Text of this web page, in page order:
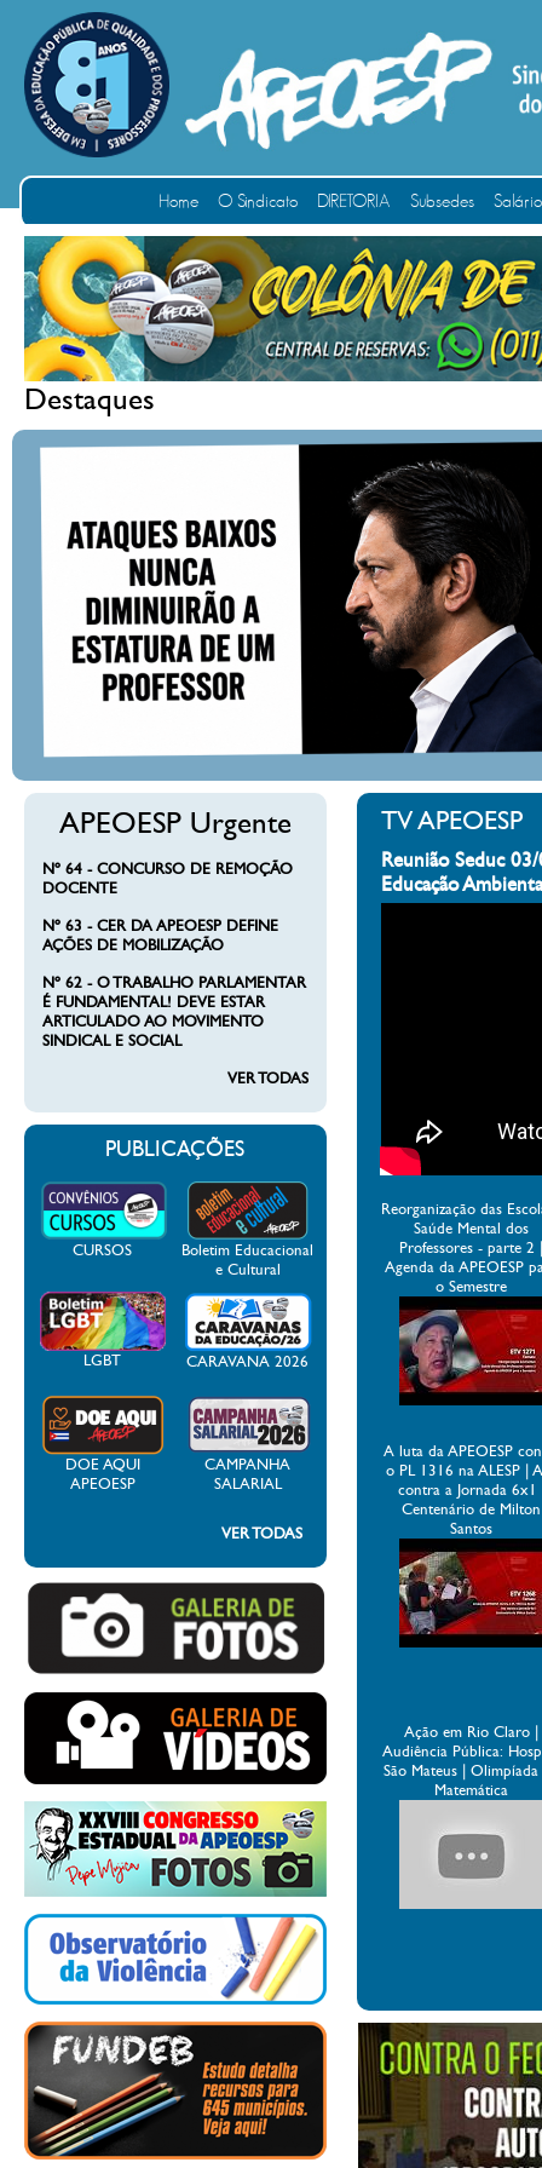
Home O Sindicato DIRETORIA Subsedes
Destaques
APEOESP Urgente
Nº 64 - CONCURSO DE REMOÇÃO
DOCENTE
Nº 63 - CER DA APEOESP DEFINE
AÇÕES DE MOBILIZAÇÃO
Nº 62 - O TRABALHO PARLAMENTAR
É FUNDAMENTAL! DEVE ESTAR
ARTICULADO AO MOVIMENTO
SINDICAL E SOCIAL
VER TODAS
PUBLICAÇÕES
CURSOS
Boletim Educacional
e Cultural
LGBT CARAVANA 2026
DOE AQUI
APEOESP
CAMPANHA
SALARIAL
VER TODAS
TV APEOESP
Reunião Seduc
Educação
Reorganização das
Saúde Mental dos
Professores - parte 2
Agenda da APEOESP
o Semestre
A luta da APEOESP
o PL 1316 na ALESP |
contra a Jornada 6x1
Centenário de Milton
Santos
Ação em Rio Claro |
Audiência Pública:
São Mateus |
Matemática